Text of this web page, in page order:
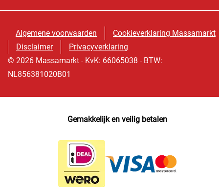
Algemene voorwaarden
Cookieverklaring Massamarkt
Disclaimer
Privacyverklaring
© 2026 Massamarkt - KvK: 66065038 - BTW:
NL856381020B01
Gemakkelijk en veilig betalen